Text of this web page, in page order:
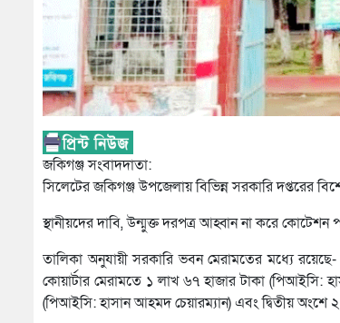
জকিগঞ্জ সংবাদদাতা:
সিলেটের জকিগঞ্জ উপজেলায় বিভিন্ন সরকারি দপ্তরের
স্থানীয়দের দাবি, উন্মুক্ত দরপত্র আহ্বান না করে কোটেশন
তালিকা অনুযায়ী সরকারি ভবন মেরামতের মধ্যে
কোয়ার্টার মেরামতে ১ লাখ ৬৭ হাজার টাকা (পিআইসি:
(পিআইসি: হাসান আহমদ চেয়ারম্যান) এবং দ্বিতীয় অংশে